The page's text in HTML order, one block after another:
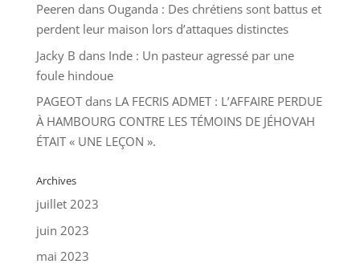
Peeren dans Ouganda : Des chrétiens sont battus et
perdent leur maison lors d’attaques distinctes
Jacky B dans Inde : Un pasteur agressé par une
foule hindoue
PAGEOTdans LA FECRIS ADMET : L’AFFAIRE PERDUE
À HAMBOURG CONTRE LES TÉMOINS DE JÉHOVAH
ÉTAIT « UNE LEÇON ».
Archives
juillet 2023
juin 2023
mai 2023